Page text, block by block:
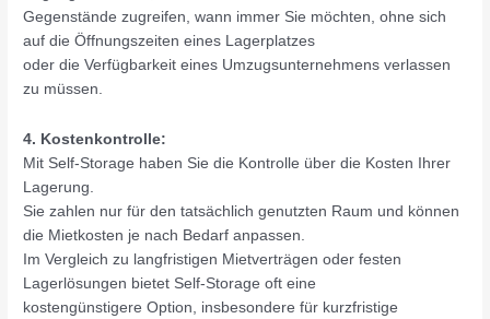
Gegenstände zugreifen, wann immer Sie möchten, ohne sich
auf die Öffnungszeiten eines Lagerplatzes
oder die Verfügbarkeit eines Umzugsunternehmens verlassen
zu müssen.
4. Kostenkontrolle:
Mit Self-Storage haben Sie die Kontrolle über die Kosten Ihrer
Lagerung.
Sie zahlen nur für den tatsächlich genutzten Raum und können
die Mietkosten je nach Bedarf anpassen.
Im Vergleich zu langfristigen Mietverträgen oder festen
Lagerlösungen bietet Self-Storage oft eine
kostengünstigere Option, insbesondere für kurzfristige